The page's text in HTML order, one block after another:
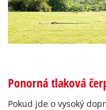
Ponorná tlaková
Pokud jde o vysoký